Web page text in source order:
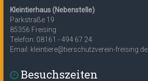
Kleintierhaus (Nebenstelle)
Parkstraße 19
85356 Freising
Telefon: 08161 - 494 67 24
Email: kleintiere@tierschutzverein-freising.de
Besuchszeiten